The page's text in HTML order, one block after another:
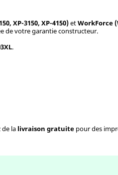
XP-3150, XP-4150)etWorkForce
de votre garantie constructeur.
.
la livraison gratuite pour des